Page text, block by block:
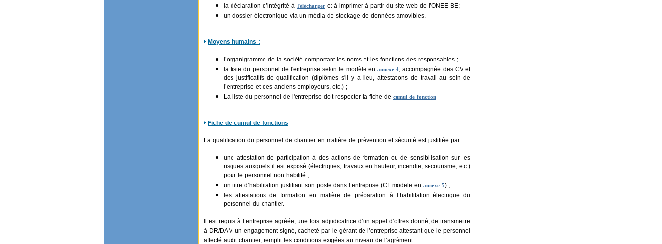
la déclaration d’intégrité à Télécharger et à imprimer à partir du site web de l’ONEE-BE;
un dossier électronique via un média de stockage de données amovibles.
Moyens humains :
l’organigramme de la société comportant les noms et les fonctions des responsables ;
la liste du personnel de l'entreprise selon le modèle en annexe 4, accompagnée des CV et
des justificatifs de qualification (diplômes s'il y a lieu, attestations de travail au sein de
l’entreprise et des anciens employeurs, etc.) ;
La liste du personnel de l'entreprise doit respecter la fiche de cumul de fonction
Fiche de cumul de fonctions
La qualification du personnel de chantier en matière de prévention et sécurité est justifiée par :
une attestation de participation à des actions de formation ou de sensibilisation sur les
risques auxquels il est exposé (électriques, travaux en hauteur, incendie, secourisme, etc.)
pour le personnel non habilité ;
un titre d’habilitation justifiant son poste dans l’entreprise (Cf. modèle en annexe 5) ;
les attestations de formation en matière de préparation à l’habilitation électrique du
personnel du chantier.
Il est requis à l’entreprise agréée, une fois adjudicatrice d’un appel d’offres donné, de transmettre
à DR/DAM un engagement signé, cacheté par le gérant de l’entreprise attestant que le personnel
affecté audit chantier, remplit les conditions exigées au niveau de l’agrément.